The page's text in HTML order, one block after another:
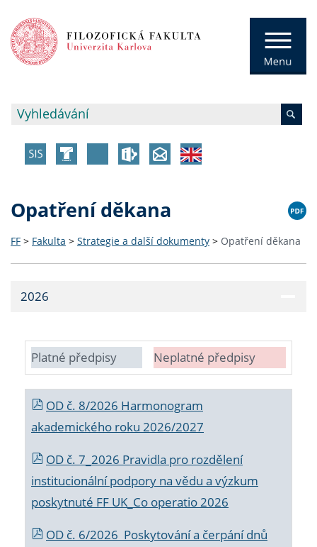
Opatření děkana
FF > Fakulta > Strategie a další dokumenty > Opatření děkana
2026
Platné předpisy Neplatné předpisy
OD č. 8/2026 Harmonogram
akademického roku 2026/2027
OD č. 7_2026 Pravidla pro rozdělení
institucionální podpory na vědu a výzkum
poskytnuté FF UK_Co operatio 2026
OD č. 6/2026 Poskytování a čerpání dnů